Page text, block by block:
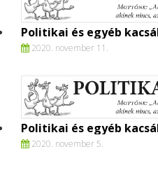
Politikai és egyéb
2020. november 11.
Politikai és egyéb
2020. november 5.